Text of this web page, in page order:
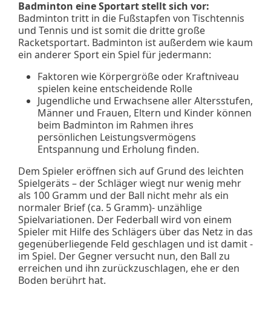
Badminton eine Sportart stellt sich vor:
Badminton tritt in die Fußstapfen von Tischtennis
und Tennis und ist somit die dritte große
Racketsportart. Badminton ist außerdem wie kaum
ein anderer Sport ein Spiel für jedermann:
Faktoren wie Körpergröße oder Kraftniveau
spielen keine entscheidende Rolle
Jugendliche und Erwachsene aller Altersstufen,
Männer und Frauen, Eltern und Kinder können
beim Badminton im Rahmen ihres
persönlichen Leistungsvermögens
Entspannung und Erholung finden.
Dem Spieler eröffnen sich auf Grund des leichten
Spielgeräts – der Schläger wiegt nur wenig mehr
als 100 Gramm und der Ball nicht mehr als ein
normaler Brief (ca. 5 Gramm)- unzählige
Spielvariationen. Der Federball wird von einem
Spieler mit Hilfe des Schlägers über das Netz in das
gegenüberliegende Feld geschlagen und ist damit -
im Spiel. Der Gegner versucht nun, den Ball zu
erreichen und ihn zurückzuschlagen, ehe er den
Boden berührt hat.